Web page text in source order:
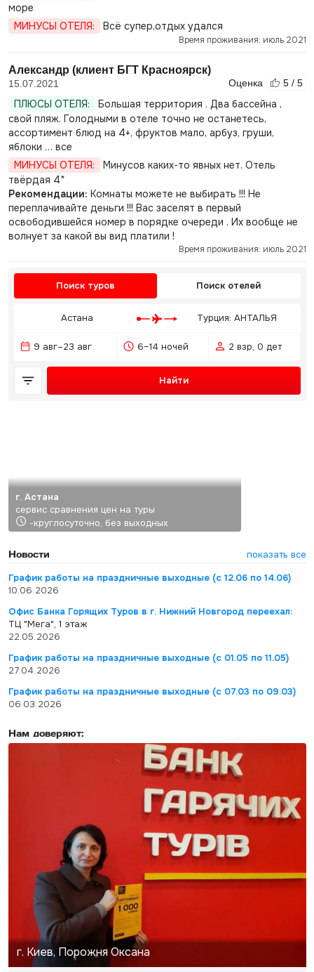
море
МИНУСЫ ОТЕЛЯ:
Всё супер,отдых удался
Время проживания: июль 2021
Александр (клиент БГТ Красноярск)
15.07.2021 Оценка 5 / 5
ПЛЮСЫ ОТЕЛЯ:
Большая территория . Два бассейна ,
свой пляж. Голодными в отеле точно не останетесь,
ассортимент блюд на 4+, фруктов мало, арбуз, груши,
яблоки … все
МИНУСЫ ОТЕЛЯ:
Минусов каких-то явных нет. Отель
твёрдая 4*
Рекомендации: Комнаты можете не выбирать !!! Не
переплачивайте деньги !!! Вас заселят в первый
освободившейся номер в порядке очереди . Их вообще не
волнует за какой вы вид платили !
Время проживания: июль 2021
Поиск туров Поиск отелей
Астана Турция: АНТАЛЬЯ
9 авг–23 авг 6–14 ночей 2 взр, 0 дет
Найти
г. Астана
сервис сравнения цен на туры
-круглосуточно, без выходных
Новости
показать все
График работы на праздничные выходные (с 12.06 по 14.06)
10.06.2026
Офис Банка Горящих Туров в г. Нижний Новгород переехал:
ТЦ "Мега", 1 этаж
22.05.2026
График работы на праздничные выходные (с 01.05 по 11.05)
27.04.2026
График работы на праздничные выходные (с 07.03 по 09.03)
06.03.2026
Нам доверяют:
г. Киев, Порожня Оксана